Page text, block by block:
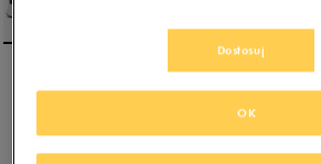
NIKE WMNS AIR MAX
Dostosuj
OK